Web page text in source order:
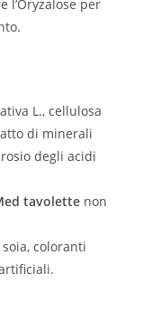
l’Oryzalose per
L., cellulosa
di minerali
degli acidi
tavolette non
coloranti